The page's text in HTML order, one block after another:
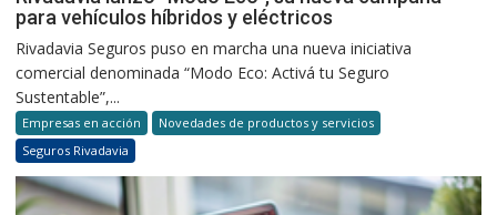
para vehículos híbridos y eléctricos
Rivadavia Seguros puso en marcha una nueva iniciativa
comercial denominada “Modo Eco: Activá tu Seguro
Sustentable”,...
Empresas en acción
Novedades de productos y servicios
Seguros Rivadavia